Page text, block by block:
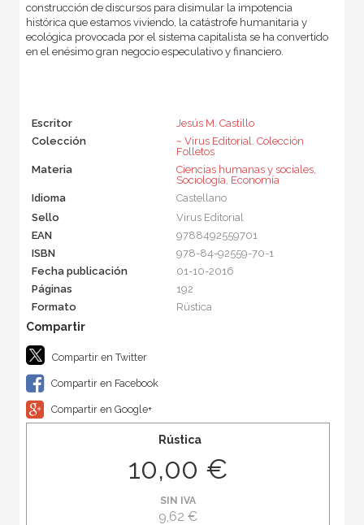
construcción de discursos para disimular la impotencia
histórica que estamos viviendo, la catástrofe humanitaria y
ecológica provocada por el sistema capitalista se ha convertido
en el enésimo gran negocio especulativo y financiero.
Escritor
Jesús M. Castillo
Colección
~ Virus Editorial. Colección
Folletos
Materia
Ciencias humanas y sociales,
Sociología Economía
Idioma
Castellano
Sello
Virus Editorial
EAN
9788492559701
ISBN
978-84-92559-70-1
Fecha publicación
01-10-2016
Páginas
192
Formato
Rústica
Compartir en Twitter
Compartir en Facebook
Compartir en Google+
Rústica
10,00 €
SIN IVA
9,62 €